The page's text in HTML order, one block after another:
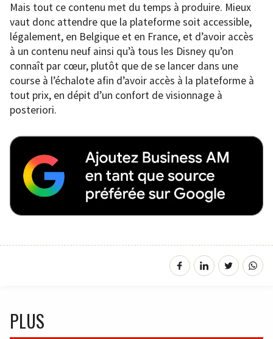
Mais tout ce contenu met du temps à produire. Mieux
vaut donc attendre que la plateforme soit accessible,
légalement, en Belgique et en France, et d’avoir accès
à un contenu neuf ainsi qu’à tous les Disney qu’on
connaît par cœur, plutôt que de se lancer dans une
course à l’échalote afin d’avoir accès à la plateforme à
tout prix, en dépit d’un confort de visionnage à
posteriori.
PLUS